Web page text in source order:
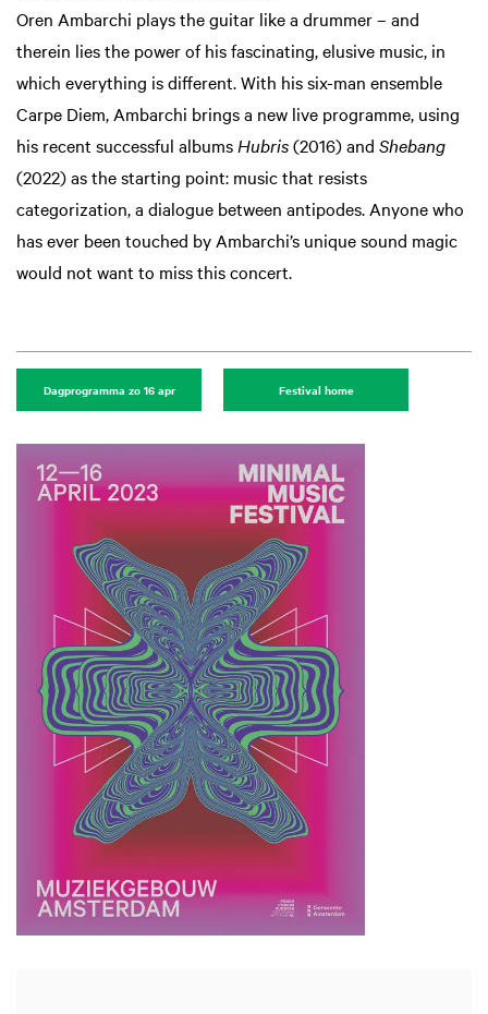
Oren Ambarchi plays the guitar like a drummer – and
therein lies the power of his fascinating, elusive music, in
which everything is different. With his six-man ensemble
Carpe Diem, Ambarchi brings a new live programme, using
his recent successful albums Hubris(2016) and Shebang
(2022) as the starting point: music that resists
categorization, a dialogue between antipodes. Anyone who
has ever been touched by Ambarchi’s unique sound magic
would not want to miss this concert.
Dagprogramma zo 16 apr Festival home